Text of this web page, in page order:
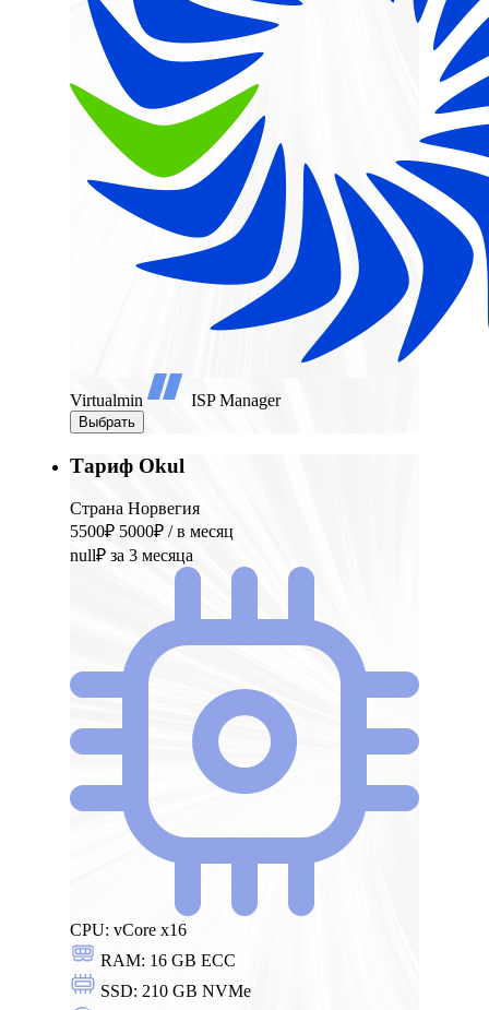
Virtualmin ISP Manager
Выбрать
Тариф Okul
Страна Норвегия
5500₽ 5000₽ / в месяц
null₽ за 3 месяца
CPU: vCore x16
RAM: 16 GB ECC
SSD: 210 GB NVMe